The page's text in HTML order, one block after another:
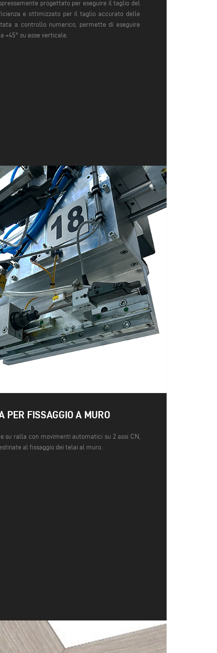
progettato per eseguire il taglio del
e ottimizzato per il taglio accurato delle
a controllo numerico, permette di eseguire
+45° su asse verticale.
PER FISSAGGIO A MURO
su ralla con movimenti automatici su 2 assi CN,
al fissaggio dei telai al muro.